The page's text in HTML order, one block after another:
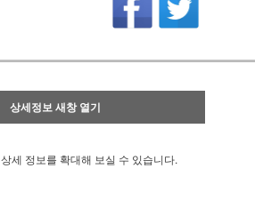
상세정보 새창 열기
상세 정보를 확대해 보실 수 있습니다.